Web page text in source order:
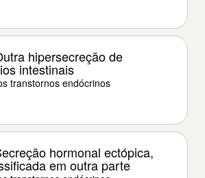
hipersecreção de
intestinais
transtornos endócrinos
hormonal ectópica,
em outra parte